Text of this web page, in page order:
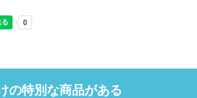
の特別な商品がある